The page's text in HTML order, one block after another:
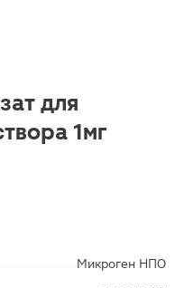
для
1мг
Микроген НПО